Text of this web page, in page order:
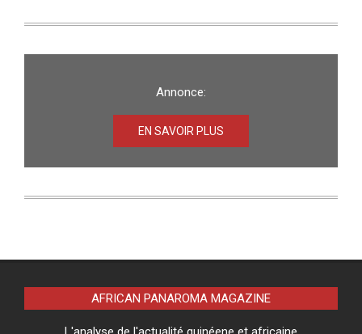
Annonce:
EN SAVOIR PLUS
AFRICAN PANAROMA MAGAZINE